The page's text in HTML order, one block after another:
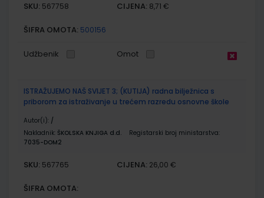
SKU: 567758 CIJENA: 8,71 €
ŠIFRA OMOTA: 500156
Udžbenik Omot
ISTRAŽUJEMO NAŠ SVIJET 3; (KUTIJA) radna bilježnica s
priborom za istraživanje u trećem razredu osnovne škole
Autor(i): /
Nakladnik: ŠKOLSKA KNJIGA d.d.
Registarski broj ministarstva:
7035-DOM2
SKU: 567765 CIJENA: 26,00 €
ŠIFRA OMOTA: